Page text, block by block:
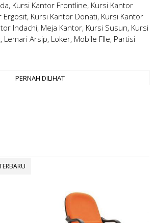
Kursi Kantor Frontline, Kursi Kantor
Ergosit, Kursi Kantor Donati, Kursi Kantor
Indachi, Meja Kantor, Kursi Susun, Kursi
Lemari Arsip, Loker, Mobile FIle, Partisi
PERNAH DILIHAT